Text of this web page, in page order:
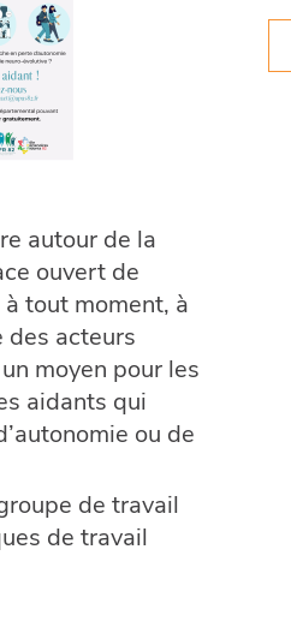
autour de la
ouvert de
tout moment, à
des acteurs
moyen pour les
aidants qui
ou de
de travail
de travail